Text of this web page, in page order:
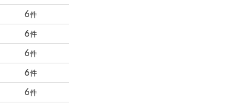
6件
6件
6件
6件
6件